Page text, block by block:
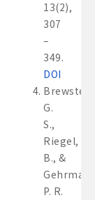
13(2),
307
–
349.
DOI
Brewster,
G.
S.,
Riegel,
B., &
Gehrman,
P. R.